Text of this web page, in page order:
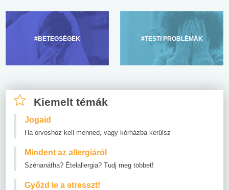
#BETEGSÉGEK #TESTI PROBLÉMÁK
Kiemelt témák
Jogaid
Ha orvoshoz kell menned, vagy kórházba kerülsz
Mindent az allergiáról
Szénanátha? Ételallergia? Tudj meg többet!
Győzd le a stresszt!